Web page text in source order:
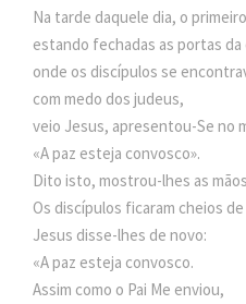
Na tarde daquele dia, o
estando fechadas as portas da
onde os discípulos se
com medo dos judeus,
veio Jesus, apresentou-Se no
«A paz esteja convosco».
Dito isto, mostrou-lhes as
Os discípulos ficaram cheios
Jesus disse-lhes de novo:
«A paz esteja convosco.
Assim como o Pai Me enviou,